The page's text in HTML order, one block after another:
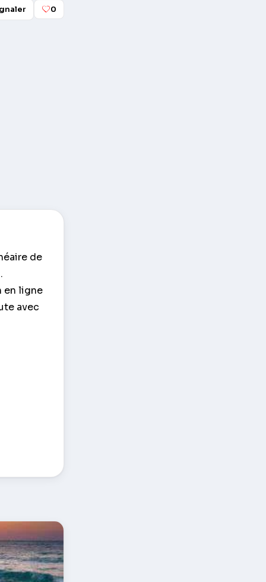
0
de
en ligne
avec